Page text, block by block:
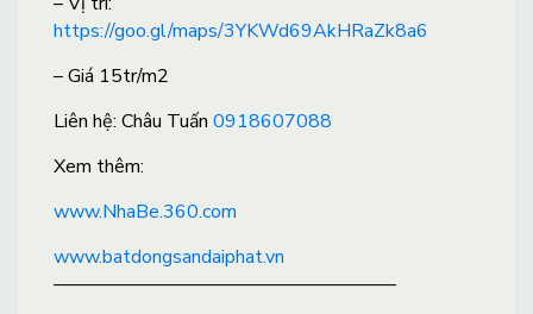
https://goo.gl/maps/3YKWd69AkHRaZk8a6
– Giá 15tr/m2
Liên hệ: Châu Tuấn 0918607088
Xem thêm:
www.NhaBe.360.com
www.batdongsandaiphat.vn
——————————————————